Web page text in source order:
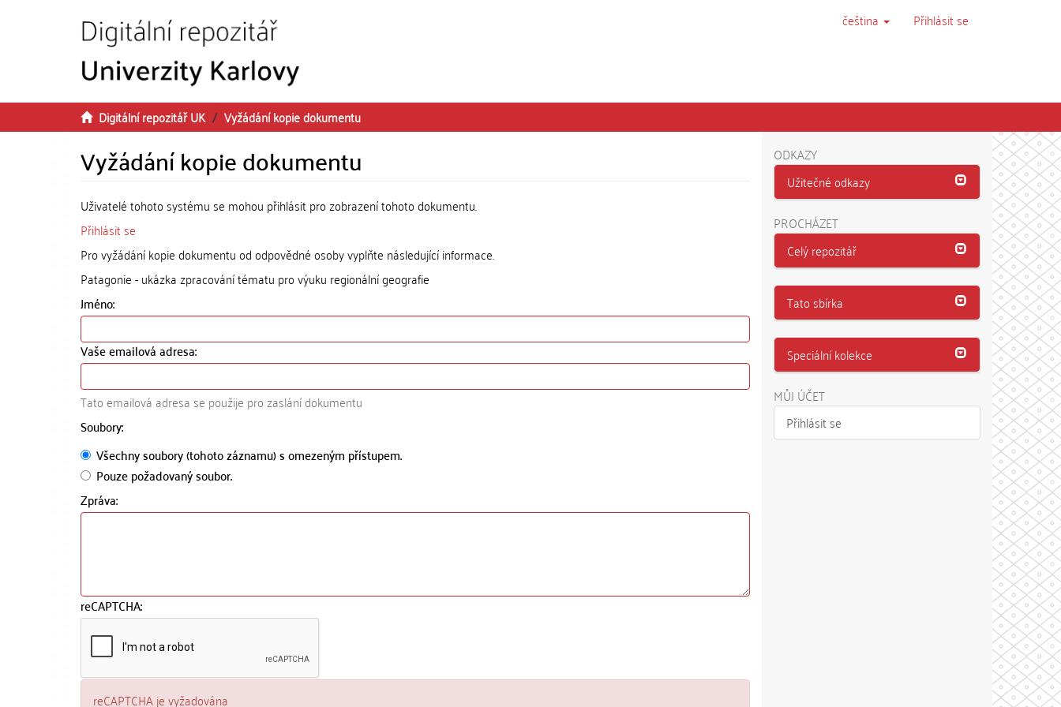
čeština Přihlásit se
Digitální repozitář UK Vyžádání kopie dokumentu
Vyžádání kopie dokumentu
Uživatelé tohoto systému se mohou přihlásit pro zobrazení tohoto dokumentu.
Přihlásit se
Pro vyžádání kopie dokumentu od odpovědné osoby vyplňte následující informace.
Patagonie - ukázka zpracování tématu pro výuku regionální geografie
Jméno:
Vaše emailová adresa:
Tato emailová adresa se použije pro zaslání dokumentu
Soubory:
Všechny soubory (tohoto záznamu) s omezeným přístupem.
Pouze požadovaný soubor.
Zpráva:
reCAPTCHA:
reCAPTCHA je vyžadována
ODKAZY
Užitečné odkazy
PROCHÁZET
Celý repozitář
Tato sbírka
Speciální kolekce
MŮJ ÚČET
Přihlásit se